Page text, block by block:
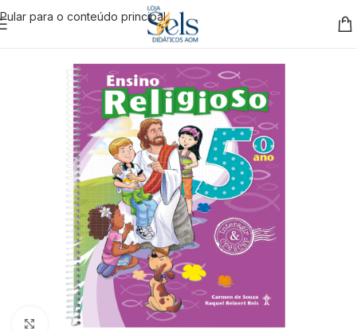
Pular para o conteúdo principal
Clique para ampliar